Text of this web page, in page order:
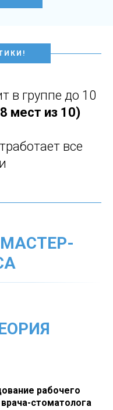
в группе до 10
мест из 10)
все
рабочего
стоматолога